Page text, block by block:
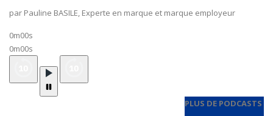
par Pauline BASILE, Experte en marque et marque employeur
0m00s
0m00s
PLUS DE PODCASTS